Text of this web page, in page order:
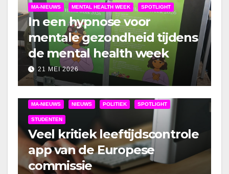
MA-NIEUWS MENTAL HEALTH WEEK SPOTLIGHT
In een hypnose voor
mentale gezondheid tijdens
de mental health week
21 MEI 2026
MA-NIEUWS NIEUWS POLITIEK SPOTLIGHT
STUDENTEN
Veel kritiek leeftijdscontrole
app van de Europese
commissie